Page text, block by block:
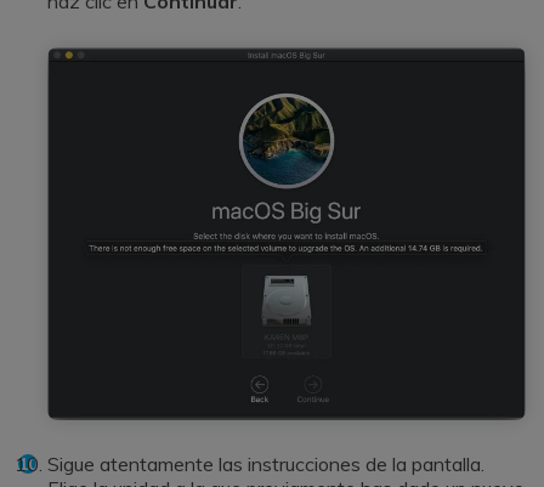
Sigue atentamente las instrucciones de la pantalla.